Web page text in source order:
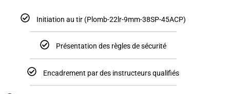
Initiation au tir (Plomb-22lr-9mm-38SP-45ACP)
Présentation des règles de sécurité
Encadrement par des instructeurs qualifiés